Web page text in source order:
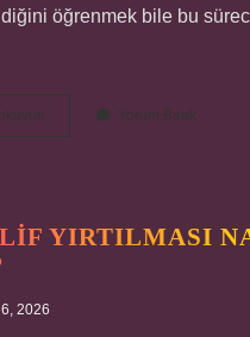
öğrenmek bile bu
TV
Yorum Bırak
YIRTILMASI
2026